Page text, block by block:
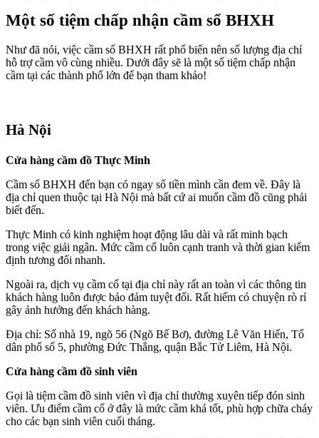
Một số tiệm chấp nhận cầm sổ BHXH
Như đã nói, việc cầm sổ BHXH rất phổ biến nên số lượng địa chỉ
hỗ trợ cầm vô cùng nhiều. Dưới đây sẽ là một số tiệm chấp nhận
cầm tại các thành phố lớn để bạn tham khảo!
Hà Nội
Cửa hàng cầm đồ Thực Minh
Cầm sổ BHXH đến bạn có ngay số tiền mình cần đem về. Đây là
địa chỉ quen thuộc tại Hà Nội mà bất cứ ai muốn cầm đồ cũng phải
biết đến.
Thực Minh có kinh nghiệm hoạt động lâu dài và rất minh bạch
trong việc giải ngân. Mức cầm cố luôn cạnh tranh và thời gian kiểm
định tương đối nhanh.
Ngoài ra, dịch vụ cầm cố tại địa chỉ này rất an toàn vì các thông tin
khách hàng luôn được bảo đảm tuyệt đối. Rất hiếm có chuyện rò rỉ
gây ảnh hưởng đến khách hàng.
Địa chỉ: Số nhà 19, ngõ 56 (Ngõ Bể Bơ), đường Lê Văn Hiến, Tổ
dân phố số 5, phường Đức Thắng, quận Bắc Tử Liêm, Hà Nội.
Cửa hàng cầm đồ sinh viên
Gọi là tiệm cầm đồ sinh viên vì địa chỉ thường xuyên tiếp đón sinh
viên. Ưu điểm cầm cố ở đây là mức cầm khá tốt, phù hợp chữa cháy
cho các bạn sinh viên cuối tháng.